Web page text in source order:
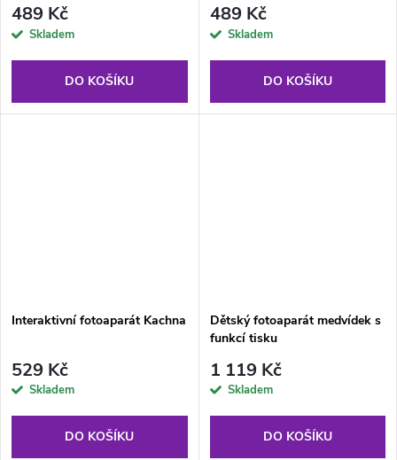
489 Kč
Skladem
DO KOŠÍKU
489 Kč
Skladem
DO KOŠÍKU
Interaktivní fotoaparát Kachna
529 Kč
Skladem
DO KOŠÍKU
Dětský fotoaparát medvídek s
funkcí tisku
1 119 Kč
Skladem
DO KOŠÍKU